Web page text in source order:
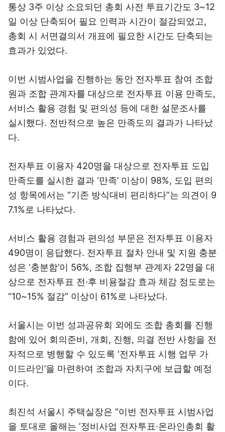
통상 3주 이상 소요되던 총회 사전 투표기간도 3~12
일 이상 단축되어 필요 인력과 시간이 절감되었고,
총회 시 서면결의서 개표에 필요한 시간도 단축되는
효과가 있었다.
이번 시범사업을 진행하는 동안 전자투표 참여 조합
원과 조합 관계자를 대상으로 전자투표 이용 만족도,
서비스 활용 경험 및 편의성 등에 대한 설문조사를
실시했다. 전반적으로 높은 만족도의 결과가 나타났
다.
전자투표 이용자 420명을 대상으로 전자투표 도입
만족도를 실시한 결과 ‘만족’ 이상이 98%, 도입 편의
성 항목에서는 “기존 방식대비 편리하다”는 의견이 9
7.1%로 나타났다.
서비스 활용 경험과 편의성 부문은 전자투표 이용자
490명이 응답했다. 전자투표 절차 안내 및 지원 충분
성은 ‘충분함’이 56%, 조합 집행부 관계자 22명을 대
상으로 전자투표 전·후 비용절감 효과 체감 정도로는
“10~15% 절감” 이상이 61%로 나타났다.
서울시는 이번 성과공유회 외에도 조합 총회를 진행
함에 있어 회의준비, 개회, 진행, 의결 전반 사항을 전
자적으로 병행할 수 있도록 ‘전자투표 시행 업무 가
이드라인’을 마련하여 조합과 자치구에 보급할 예정
이다.
최진석 서울시 주택실장은 “이번 전자투표 시범사업
을 토대로 올해는 ‘정비사업 전자투표·온라인총회 활